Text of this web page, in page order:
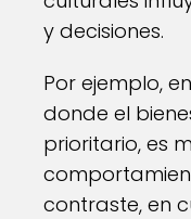
y decisiones.
Por ejemplo,
donde el
prioritario, es
contraste, en